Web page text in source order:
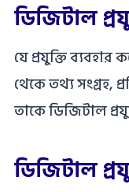
ডিজিটাল
যে প্রযুক্তি
থেকে তথ্য সংগ্রহ,
তাকে ডিজিটাল
ডিজিটাল